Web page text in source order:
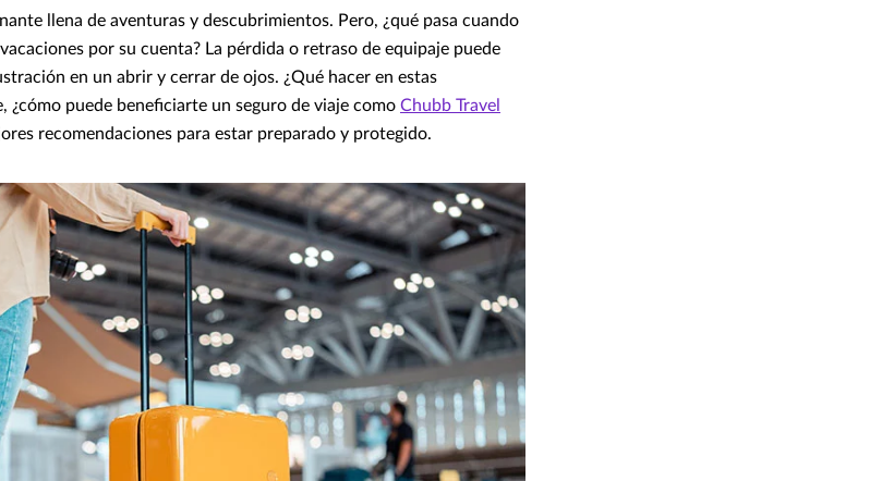
llena de aventuras y descubrimientos. Pero, ¿qué pasa cuando
por su cuenta? La pérdida o retraso de equipaje puede
en un abrir y cerrar de ojos. ¿Qué hacer en estas
¿cómo puede beneficiarte un seguro de viaje como Chubb Travel
recomendaciones para estar preparado y protegido.